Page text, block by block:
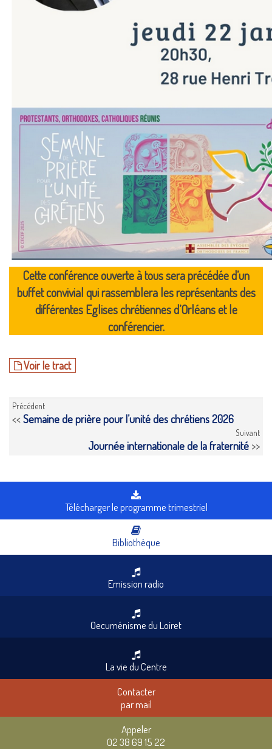
Cette conférence ouverte à tous sera précédée d’un
buffet convivial qui rassemblera les représentants des
différentes Eglises chrétiennes d’Orléans et le
conférencier.
Voir le tract
Précédent
<<Semaine de prière pour l’unité des chrétiens 2026
Suivant
Journée internationale de la fraternité >>
Télécharger le programme trimestriel
Bibliothèque
Emission radio
Oecuménisme du Loiret
La vie du Centre
Contacter
par mail
Appeler
02 38 69 15 22